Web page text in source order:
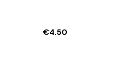
€4.50